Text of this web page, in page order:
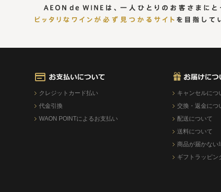
クレジットカード払い
代金引換
WAON POINTによるお支払い
キャンセルにつ
交換・返金につ
配送について
送料について
商品が届かない
ギフトラッピン